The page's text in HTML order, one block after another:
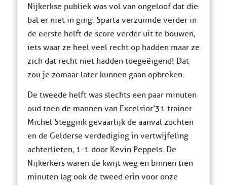
Nijkerkse publiek was vol van ongeloof dat die
bal er niet in ging. Sparta verzuimde verder in
de eerste helft de score verder uit te bouwen,
iets waar ze heel veel recht op hadden maar ze
zich dat recht niet hadden toegeëigend! Dat
zou je zomaar later kunnen gaan opbreken.
De tweede helft was slechts een paar minuten
oud toen de mannen van Excelsior’31 trainer
Michel Steggink gevaarlijk de aanval zochten
en de Gelderse verdediging in vertwijfeling
achterlieten, 1-1 door Kevin Peppels. De
Nijkerkers waren de kwijt weg en binnen tien
minuten lag ook de tweed erin voor onze